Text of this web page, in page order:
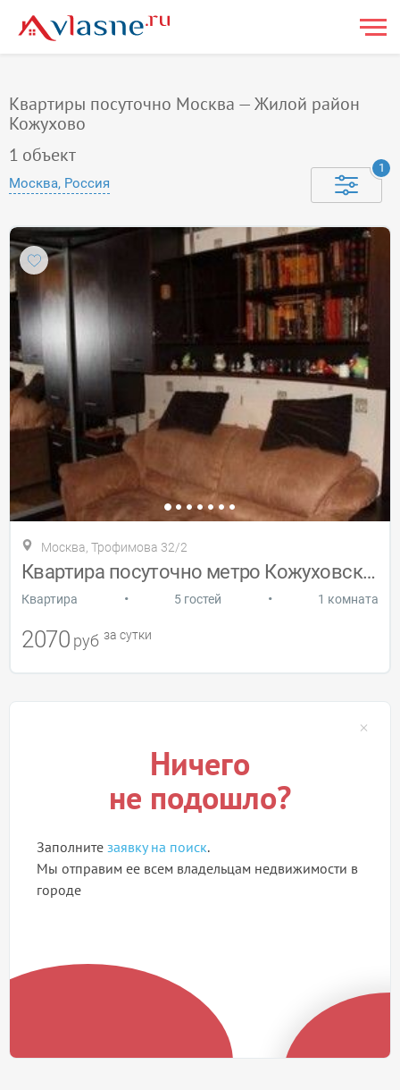
Квартиры посуточно Москва — Жилой район
Кожухово
1 объект
Москва, Россия
1
Москва, Трофимова 32/2
Квартира посуточно метро Кожуховская
Квартира • 5 гостей • 1 комната
2070 руб за сутки
Ничего
не подошло?
Заполните заявку на поиск.
Мы отправим ее всем владельцам недвижимости в
городе